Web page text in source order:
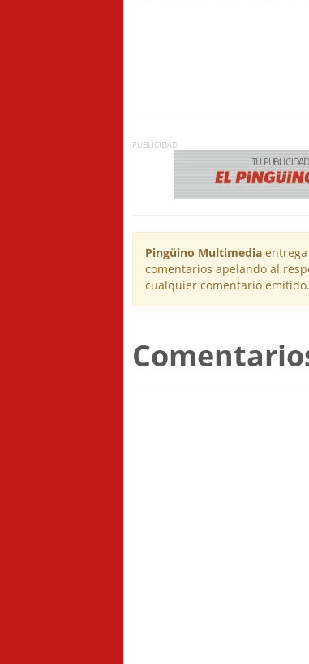
PUBLICIDAD
Pingüino Multimedia
comentarios apelando al
cualquier comentario emitido.